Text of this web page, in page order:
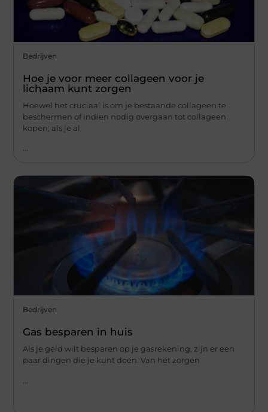
Bedrijven
Hoe je voor meer collageen voor je
lichaam kunt zorgen
Hoewel het cruciaal is om je bestaande collageen te
beschermen of indien nodig overgaan tot collageen
kopen; als je al
...
Bedrijven
Gas besparen in huis
Als je geld wilt besparen op je gasrekening, zijn er een
paar dingen die je kunt doen. Van het zorgen